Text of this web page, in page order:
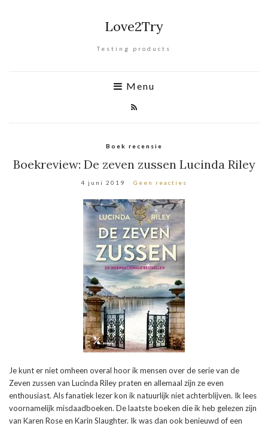
Love2Try
Testing products
Menu
Boek recensie
Boekreview: De zeven zussen Lucinda Riley
4 juni 2019 Geen reacties
Je kunt er niet omheen overal hoor ik mensen over de serie van de
Zeven zussen van Lucinda Riley praten en allemaal zijn ze even
enthousiast. Als fanatiek lezer kon ik natuurlijk niet achterblijven. Ik lees
voornamelijk misdaadboeken. De laatste boeken die ik heb gelezen zijn
van Karen Rose en Karin Slaughter. Ik was dan ook benieuwd of een